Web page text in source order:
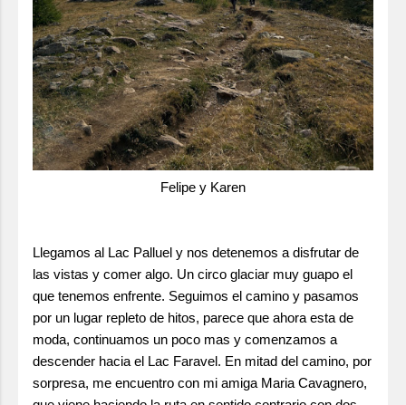
Felipe y Karen
Llegamos al Lac Palluel y nos detenemos a disfrutar de
las vistas y comer algo. Un circo glaciar muy guapo el
que tenemos enfrente. Seguimos el camino y pasamos
por un lugar repleto de hitos, parece que ahora esta de
moda, continuamos un poco mas y comenzamos a
descender hacia el Lac Faravel. En mitad del camino, por
sorpresa, me encuentro con mi amiga Maria Cavagnero,